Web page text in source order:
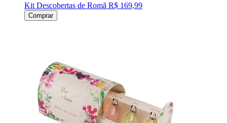
Kit Descobertas de Romã R$ 169,99
Comprar